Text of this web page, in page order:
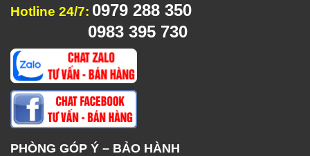
Hotline 24/7: 0979 288 350
0983 395 730
PHÒNG GÓP Ý – BẢO HÀNH